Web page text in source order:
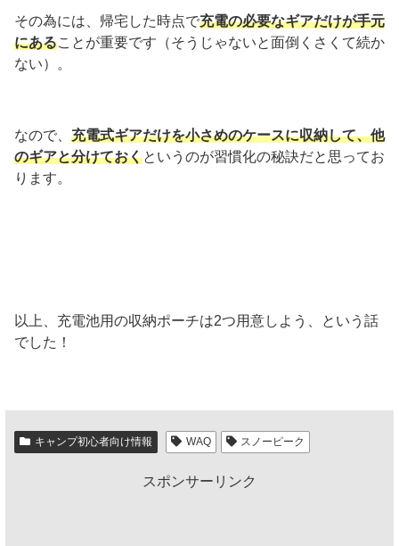
その為には、帰宅した時点で充電の必要なギアだけが手元
にあることが重要です（そうじゃないと面倒くさくて続か
ない）。
なので、 充電式ギアだけを小さめのケースに収納して、他
のギアと分けておくというのが習慣化の秘訣だと思ってお
ります。
以上、充電池用の収納ポーチは2つ用意しよう、という話
でした！
キャンプ初心者向け情報 WAQ スノーピーク
スポンサーリンク